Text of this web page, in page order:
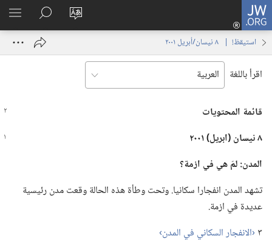
JW.ORG
تغيير
الموقع
تسجيل
الدخول
نافذة
البحث
في
JW.‎ORG
استيقظ‏!‏ | ‏‎ ٨‏ ‏‎نيسان/أبريل‏ ‎٢٠٠١
اقرأ باللغة
قائمة المحتويات
٨ نيسان (‏ابريل)‏ ٢٠٠١
المدن:‏ لمَ هي في ازمة؟‏
تشهد المدن انفجارا سكانيا.‏ وتحت وطأة هذه الحالة وقعت مدن رئيسية
عديدة في ازمة.‏
٣‏‹الانفجار السكاني في المدن›‏